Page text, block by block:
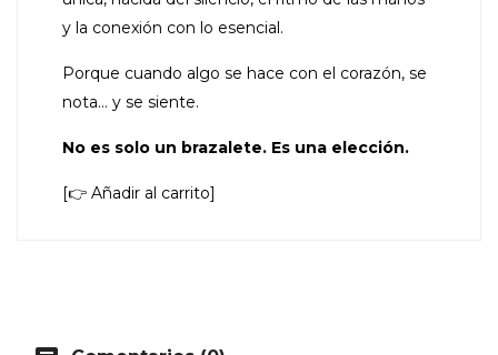
y la conexión con lo esencial.
Porque cuando algo se hace con el corazón, se
nota… y se siente.
No es solo un brazalete. Es una elección.
[👉 Añadir al carrito]